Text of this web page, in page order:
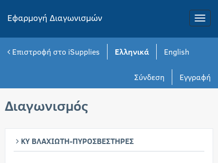
Toggle
Εφαρμογή Διαγωνισμών
Επιστροφή στο iSupplies Ελληνικά English
Εγγραφή
Σύνδεση
Διαγωνισμός
ΚΥ ΒΛΑΧΙΩΤΗ-ΠΥΡΟΣΒΕΣΤΗΡΕΣ